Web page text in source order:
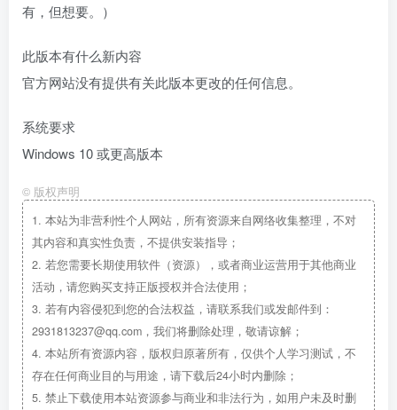
有，但想要。）
此版本有什么新内容
官方网站没有提供有关此版本更改的任何信息。
系统要求
Windows 10 或更高版本
© 版权声明
1. 本站为非营利性个人网站，所有资源来自网络收集整理，不对
其内容和真实性负责，不提供安装指导；
2. 若您需要长期使用软件（资源），或者商业运营用于其他商业
活动，请您购买支持正版授权并合法使用；
3. 若有内容侵犯到您的合法权益，请联系我们或发邮件到：
2931813237@qq.com，我们将删除处理，敬请谅解；
4. 本站所有资源内容，版权归原著所有，仅供个人学习测试，不
存在任何商业目的与用途，请下载后24小时内删除；
5. 禁止下载使用本站资源参与商业和非法行为，如用户未及时删